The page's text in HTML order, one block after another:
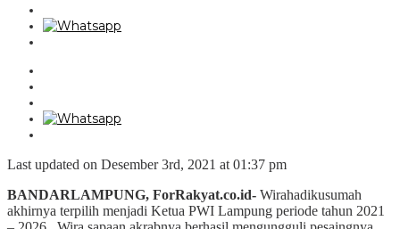
Last updated on Desember 3rd, 2021 at 01:37 pm
BANDARLAMPUNG, ForRakyat.co.id- Wirahadikusumah
akhirnya terpilih menjadi Ketua PWI Lampung periode tahun 2021